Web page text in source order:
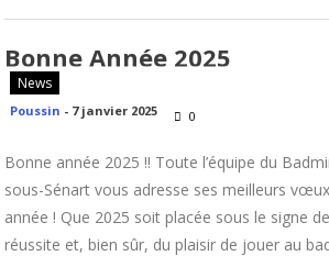
Bonne Année 2025
News
Poussin - 7 janvier 2025 0
Bonne année 2025 !! Toute l’équipe du
sous-Sénart vous adresse ses meilleurs
année ! Que 2025 soit placée sous le signe
réussite et, bien sûr, du plaisir de jouer au